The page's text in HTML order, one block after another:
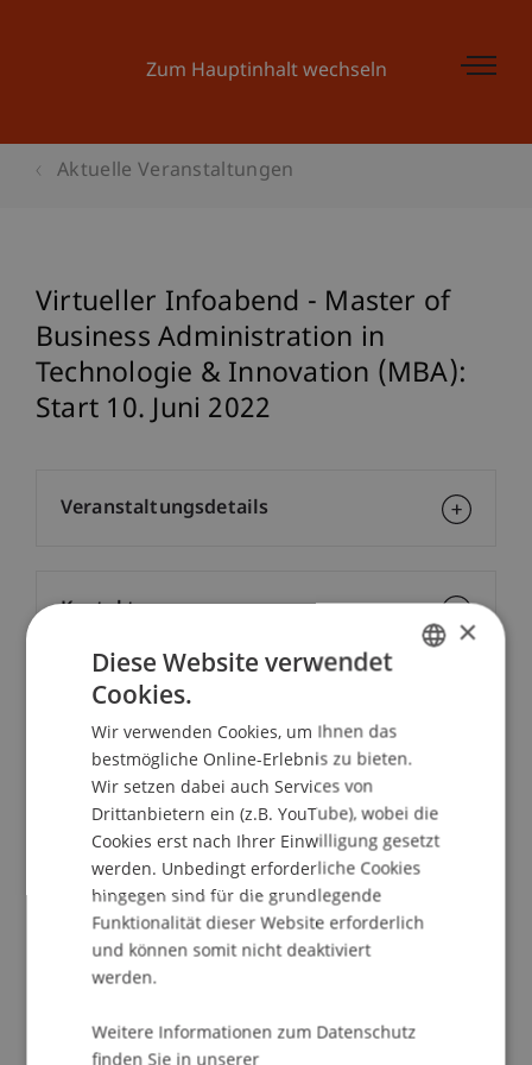
Zum Hauptinhalt wechseln
Aktuelle Veranstaltungen
Virtueller Infoabend - Master of
Business Administration in
Technologie & Innovation (MBA):
Start 10. Juni 2022
Institut für Entrepreneurship
Informationsveranstaltung zum
berufsbegleitenden, deutschsprachigen
Studiengang des Master of Business
Administration in Technologie & Innovation:
Ort: Online Webinar
Vorstellung des Studienganges MBA in
Veranstaltungsdetails
Kontakt
×
Diese Website verwendet
Cookies.
Wir verwenden Cookies, um Ihnen das
bestmögliche Online-Erlebnis zu bieten.
Wir setzen dabei auch Services von
Drittanbietern ein (z.B. YouTube), wobei die
Cookies erst nach Ihrer Einwilligung gesetzt
werden. Unbedingt erforderliche Cookies
hingegen sind für die grundlegende
Funktionalität dieser Website erforderlich
und können somit nicht deaktiviert
werden.
Weitere Informationen zum Datenschutz
finden Sie in unserer